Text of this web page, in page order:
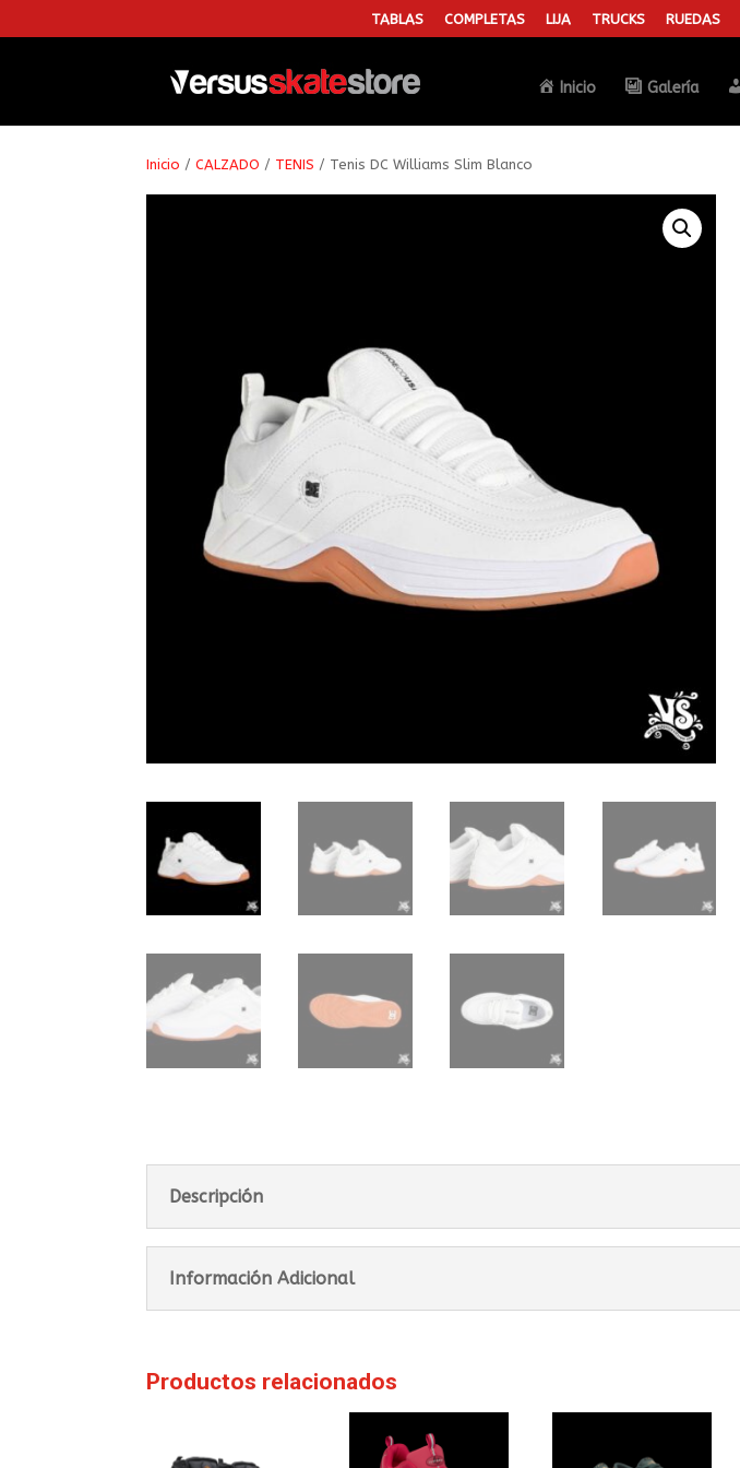
TABLAS COMPLETAS LIJA TRUCKS RUEDAS
Inicio Galería
Inicio /CALZADO / TENIS / Tenis DC Williams Slim Blanco
Descripción
Información Adicional
Productos relacionados